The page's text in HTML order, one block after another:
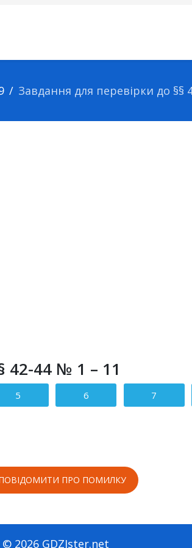
Завдання для перевірки до §§
42-44 № 1 – 11
5 6 7
ПРО ПОМИЛКУ
© 2026 GDZIster.net